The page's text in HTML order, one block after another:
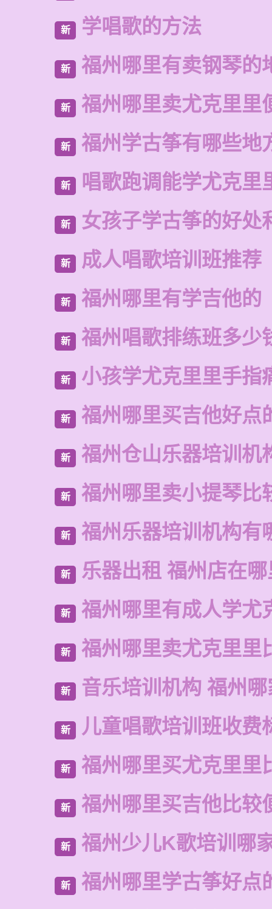
新 学唱歌的方法
新 福州哪里有卖钢琴的
新 福州哪里卖尤克里里
新 福州学古筝有哪些地
新 唱歌跑调能学尤克里
新 女孩子学古筝的好处
新 成人唱歌培训班推荐
新 福州哪里有学吉他的
新 福州唱歌排练班多少
新 小孩学尤克里里手指
新 福州哪里买吉他好点
新 福州仓山乐器培训机
新 福州哪里卖小提琴比
新 福州乐器培训机构有
新 乐器出租 福州店在
新 福州哪里有成人学尤
新 福州哪里卖尤克里里
新 音乐培训机构 福州
新 儿童唱歌培训班收费
新 福州哪里买尤克里里
新 福州哪里买吉他比较
新 福州少儿K歌培训哪
新 福州哪里学古筝好点